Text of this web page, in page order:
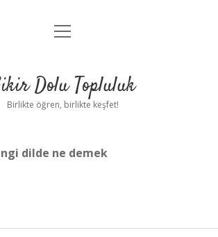
Anasayfa
Yasal Uyarı
menüyü
Dolu Topluluk
Birlikte öğren, birlikte keşfet!
dilde ne demek